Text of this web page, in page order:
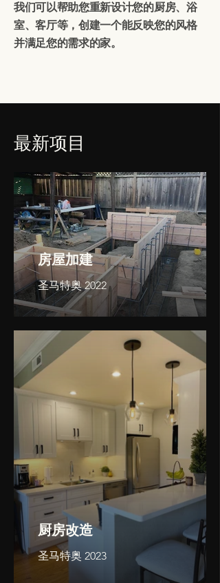
我们可以帮助您重新设计您的厨房、浴
室、客厅等，创建一个能反映您的风格
并满足您的需求的家。
最新项目
房屋加建
圣马特奥 2022
厨房改造
圣马特奥 2023